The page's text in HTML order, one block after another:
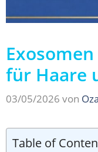
für Haare
03/05/2026 von
Table of